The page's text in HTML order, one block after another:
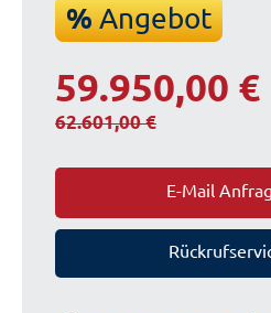
%Angebot
59.950,00 €
62.601,00 €
E-Mail